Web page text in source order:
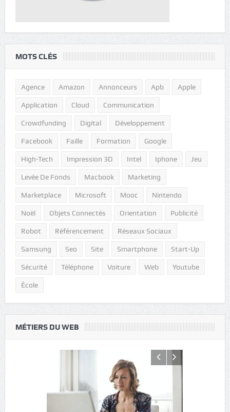
MOTS CLÉS
Agence Amazon Annonceurs Apb Apple
Application Cloud Communication
Crowdfunding Digital Développement
Facebook Faille Formation Google
High-Tech Impression 3D Intel Iphone Jeu
Levée De Fonds Macbook Marketing
Marketplace Microsoft Mooc Nintendo
Noël Objets Connectés Orientation Publicité
Robot Référencement Réseaux Sociaux
Samsung Seo Site Smartphone Start-Up
Sécurité Téléphone Voiture Web Youtube
École
MÉTIERS DU WEB